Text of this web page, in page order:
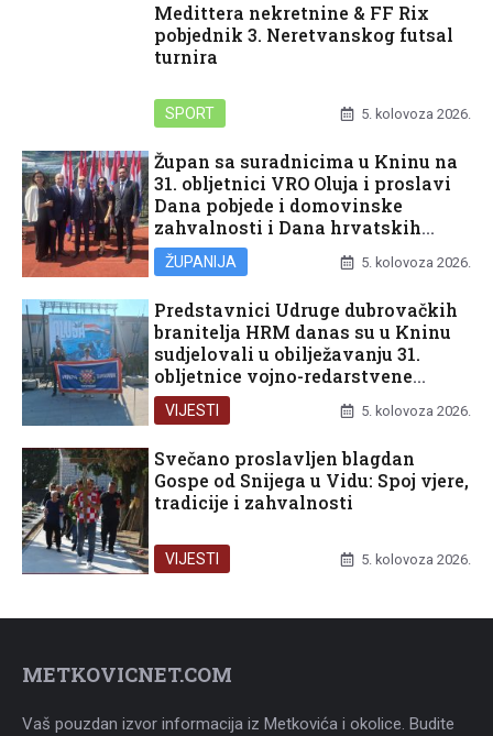
Medittera nekretnine & FF Rix
pobjednik 3. Neretvanskog futsal
turnira
SPORT 5. kolovoza 2026.
Župan sa suradnicima u Kninu na
31. obljetnici VRO Oluja i proslavi
Dana pobjede i domovinske
zahvalnosti i Dana hrvatskih
branitelja
ŽUPANIJA 5. kolovoza 2026.
Predstavnici Udruge dubrovačkih
branitelja HRM danas su u Kninu
sudjelovali u obilježavanju 31.
obljetnice vojno-redarstvene
operacije Oluja
VIJESTI 5. kolovoza 2026.
Svečano proslavljen blagdan
Gospe od Snijega u Vidu: Spoj vjere,
tradicije i zahvalnosti
VIJESTI 5. kolovoza 2026.
METKOVICNET.COM
Vaš pouzdan izvor informacija iz Metkovića i okolice. Budite